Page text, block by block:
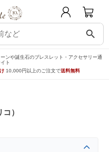
search
ンや誕生石のブレスレット・アクセサリー通
ト
10,000円以上のご注文で送料無料
）